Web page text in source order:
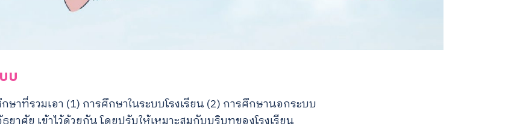
บ
ษาที่รวมเอา (1) การศึกษาในระบบโรงเรียน (2) การศึกษานอกระบบ
ยาศัย เข้าไว้ด้วยกัน โดยปรับให้เหมาะสมกับบริบทของโรงเรียน